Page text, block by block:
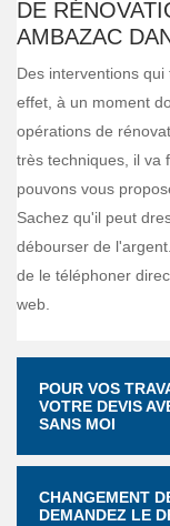
DE
AMBAZAC
Des interventions
effet, à un moment
opérations de
très techniques, il va
pouvons vous
Sachez qu'il peut
débourser de
de le téléphoner
web.
POUR VOS
VOTRE DEVIS
SANS MOI
CHANGEMENT
DEMANDEZ LE